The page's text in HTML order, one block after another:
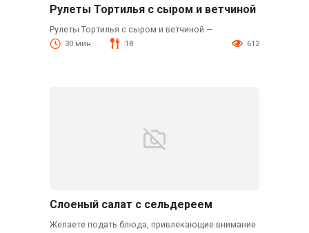
Рулеты Тортилья с сыром и ветчиной
Рулеты Тортилья с сыром и ветчиной —
30 мин. 18 612
Слоеный салат с сельдереем
Желаете подать блюда, привлекающие внимание